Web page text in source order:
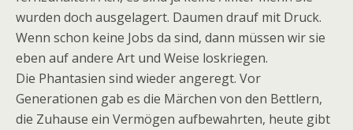
wurden doch ausgelagert. Daumen drauf mit Druck.
Wenn schon keine Jobs da sind, dann müssen wir sie
eben auf andere Art und Weise loskriegen.
Die Phantasien sind wieder angeregt. Vor
Generationen gab es die Märchen von den Bettlern,
die Zuhause ein Vermögen aufbewahrten, heute gibt